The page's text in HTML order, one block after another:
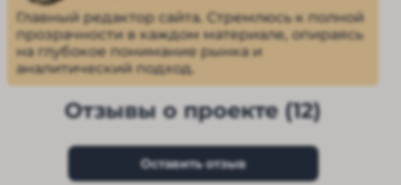
Главный редактор сайта. Стремлюсь к полной
прозрачности в каждом материале, опираясь
на глубокое понимание рынка и
аналитический подход.
Отзывы о проекте (12)
Оставить отзыв